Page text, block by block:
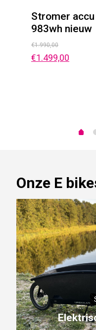
Stromer accu
983wh nieuw
€1.990,00
€1.499,00
Onze E